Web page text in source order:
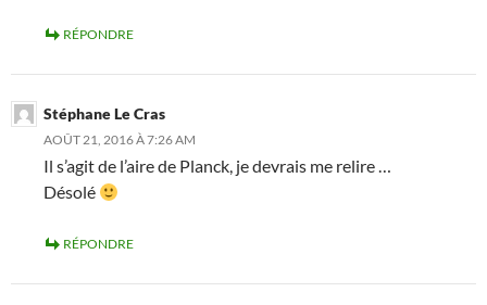
RÉPONDRE
Stéphane Le Cras
AOÛT 21, 2016 À 7:26 AM
Il s’agit de l’aire de Planck, je devrais me relire …
Désolé
RÉPONDRE